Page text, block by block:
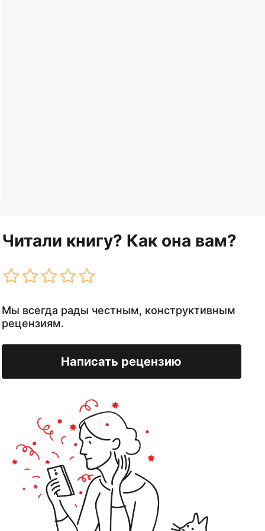
Читали книгу? Как она вам?
Мы всегда рады честным, конструктивным
рецензиям.
Написать рецензию